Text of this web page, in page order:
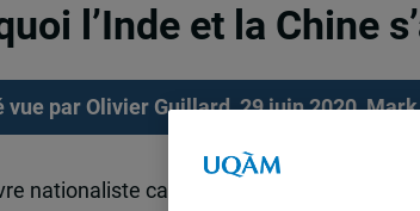
l’Inde et la Chine
vue par Olivier Guillard, 29 juin 2020,Mark
nationaliste calculée pour faire diversion